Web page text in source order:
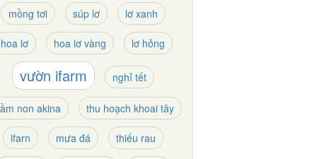
mồng tơi súp lơ lơ xanh
hoa lơ hoa lơ vàng lơ hỏng
vườn ifarm nghỉ tết
non akina thu hoạch khoai tây
ifarn mưa đá thiếu rau